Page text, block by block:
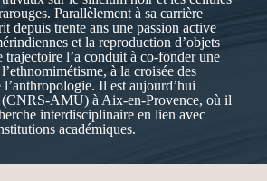
Parallèlement à sa carrière
depuis trente ans une passion active
et la reproduction d’objets
trajectoire l’a conduit à co-fonder une
à la croisée des
l’anthropologie. Il est aujourd’hui
(CNRS-AMU) à Aix-en-Provence, où il
interdisciplinaire en lien avec
académiques.